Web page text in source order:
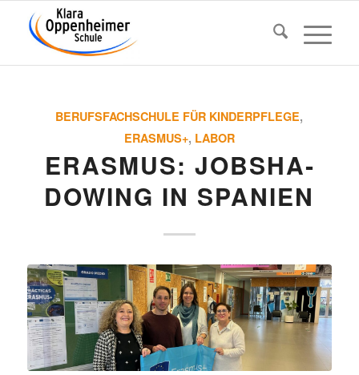
BERUFSFACHSCHULE FÜR KINDERPFLEGE,
ERASMUS+, LABOR
ERASMUS: JOBSHA­
DOWING IN SPANIEN